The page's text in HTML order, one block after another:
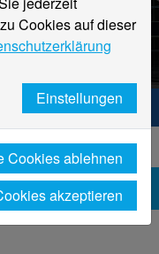
Dein Weg.
Detailseite
Cookies auf dieser
Einstellungen
Cookies ablehnen
akzeptieren